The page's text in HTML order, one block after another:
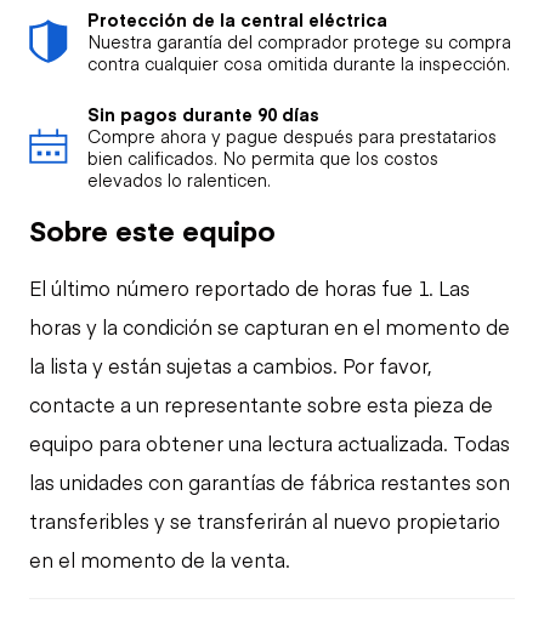
Protección de la central eléctrica
Nuestra garantía del comprador protege su compra
contra cualquier cosa omitida durante la inspección.
Sin pagos durante 90 días
Compre ahora y pague después para prestatarios
bien calificados. No permita que los costos
elevados lo ralenticen.
Sobre este equipo
El último número reportado de horas fue 1. Las
horas y la condición se capturan en el momento de
la lista y están sujetas a cambios. Por favor,
contacte a un representante sobre esta pieza de
equipo para obtener una lectura actualizada. Todas
las unidades con garantías de fábrica restantes son
transferibles y se transferirán al nuevo propietario
en el momento de la venta.